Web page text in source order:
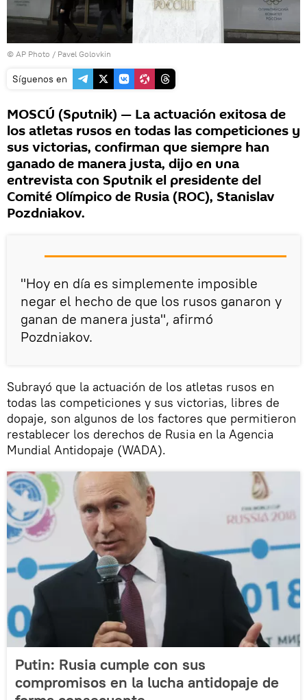
© AP Photo / Pavel Golovkin
Síguenos en
MOSCÚ (Sputnik) — La actuación exitosa de
los atletas rusos en todas las competiciones y
sus victorias, confirman que siempre han
ganado de manera justa, dijo en una
entrevista con Sputnik el presidente del
Comité Olímpico de Rusia (ROC), Stanislav
Pozdniakov.
"Hoy en día es simplemente imposible
negar el hecho de que los rusos ganaron y
ganan de manera justa", afirmó
Pozdniakov.
Subrayó que la actuación de los atletas rusos en
todas las competiciones y sus victorias, libres de
dopaje, son algunos de los factores que permitieron
restablecer los derechos de Rusia en la Agencia
Mundial Antidopaje (WADA).
Putin: Rusia cumple con sus
compromisos en la lucha antidopaje de